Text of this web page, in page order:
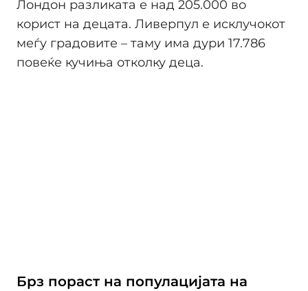
Лондон разликата е над 205.000 во
корист на децата. Ливерпул е исклучокот
меѓу градовите – таму има дури 17.786
повеќе кучиња отколку деца.
Брз пораст на популацијата на